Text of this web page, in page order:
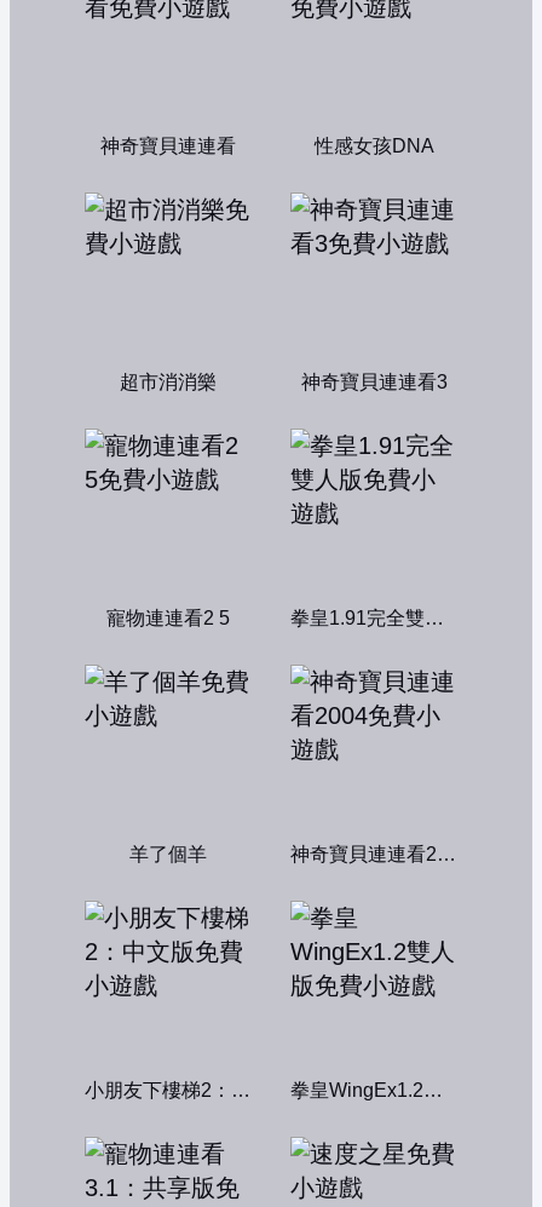
神奇寶貝連連看 性感女孩DNA
超市消消樂 神奇寶貝連連看3
寵物連連看2 5 拳皇1.91完全雙人版
羊了個羊 神奇寶貝連連看2004
小朋友下樓梯2：中文版 拳皇WingEx1.2雙人版